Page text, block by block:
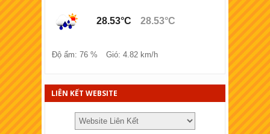
XSKT Lào cai
XSKT Bắc Ninh
XSKT Bến Tre
28.53°C 28.53°C
Độ ẩm: 76 % Gió: 4.82 km/h
LIÊN KẾT WEBSITE